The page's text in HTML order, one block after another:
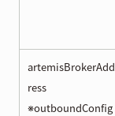
artemisBrokerAdd
ress
※outboundConfig